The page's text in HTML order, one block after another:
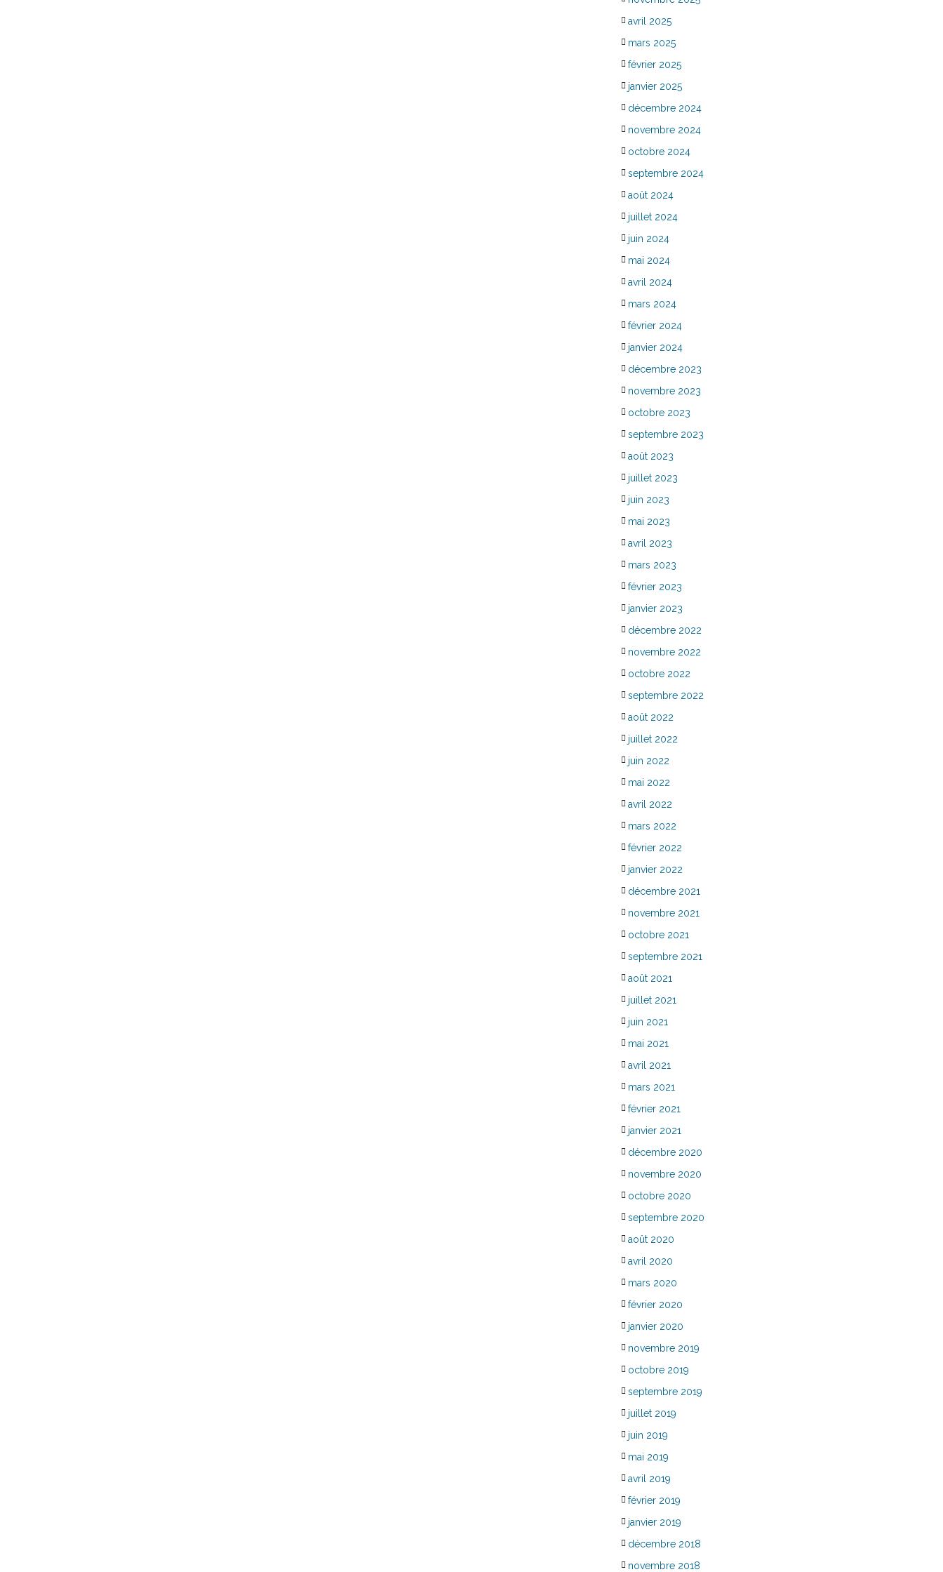
avril 2025
mars 2025
février 2025
janvier 2025
décembre 2024
novembre 2024
octobre 2024
septembre 2024
août 2024
juillet 2024
juin 2024
mai 2024
avril 2024
mars 2024
février 2024
janvier 2024
décembre 2023
novembre 2023
octobre 2023
septembre 2023
août 2023
juillet 2023
juin 2023
mai 2023
avril 2023
mars 2023
février 2023
janvier 2023
décembre 2022
novembre 2022
octobre 2022
septembre 2022
août 2022
juillet 2022
juin 2022
mai 2022
avril 2022
mars 2022
février 2022
janvier 2022
décembre 2021
novembre 2021
octobre 2021
septembre 2021
août 2021
juillet 2021
juin 2021
mai 2021
avril 2021
mars 2021
février 2021
janvier 2021
décembre 2020
novembre 2020
octobre 2020
septembre 2020
août 2020
avril 2020
mars 2020
février 2020
janvier 2020
novembre 2019
octobre 2019
septembre 2019
juillet 2019
juin 2019
mai 2019
avril 2019
février 2019
janvier 2019
décembre 2018
novembre 2018